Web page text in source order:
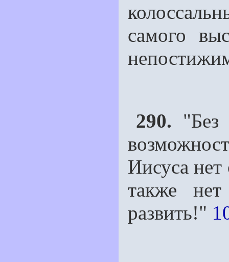
самого
290. "Без
Иисуса нет
также
развить!"